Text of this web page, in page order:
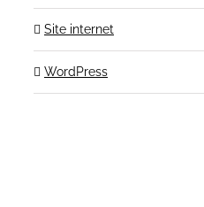
Site internet
WordPress